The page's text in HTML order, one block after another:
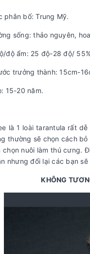
phân bố: Trung Mỹ.
sống: thảo nguyên,
độ ẩm: 25 độ-28 độ/
trưởng thành: 15cm-
15-20 năm.
là 1 loài tarantula rất
thường sẽ chọn cách
nuôi làm thú cưng.
nhưng đổi lại các bạn
KHÔNG